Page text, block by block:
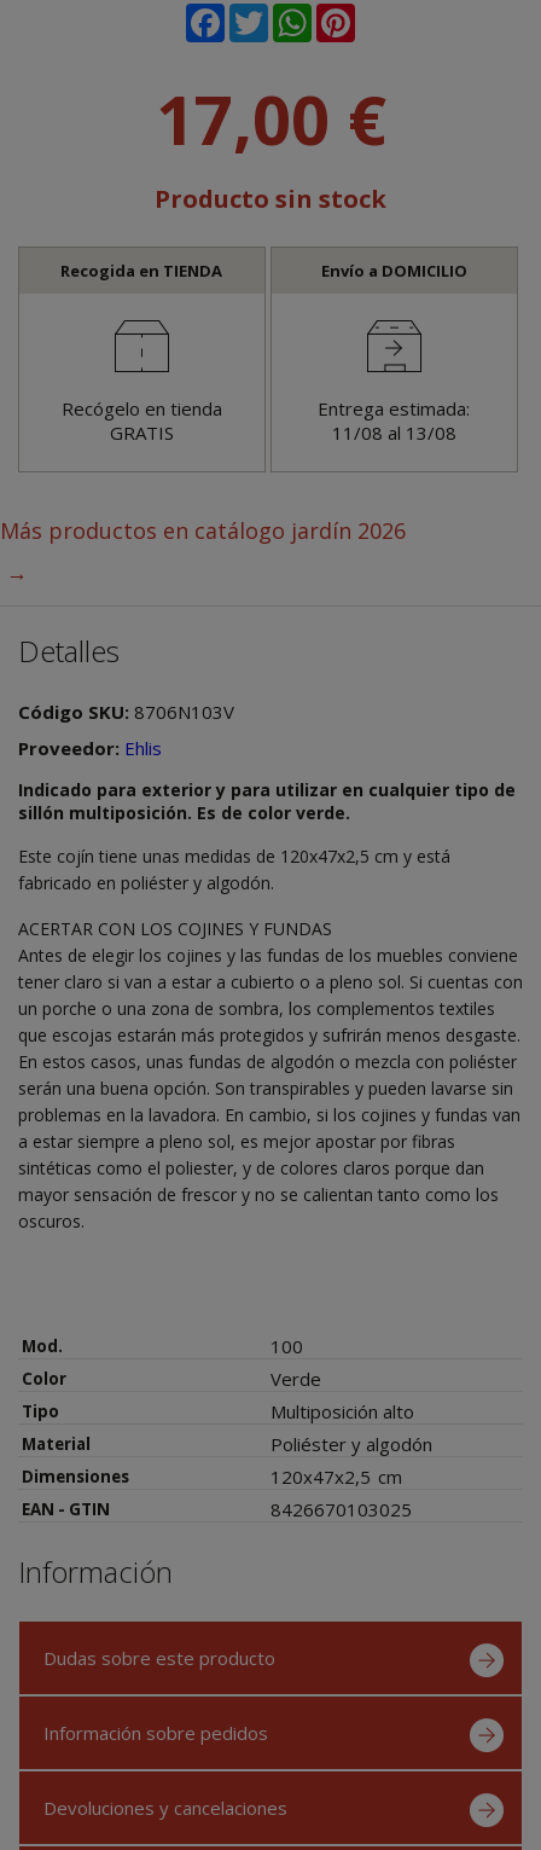
17,00 €
Producto sin stock
Recogida en TIENDA
Recógelo en tienda
GRATIS
Envío a DOMICILIO
Entrega estimada:
11/08 al 13/08
Más productos en catálogo jardín 2026
→
Detalles
Código SKU: 8706N103V
Proveedor: Ehlis
Indicado para exterior y para utilizar en cualquier tipo de
sillón multiposición. Es de color verde.
Este cojín tiene unas medidas de 120x47x2,5 cm y está
fabricado en poliéster y algodón.
ACERTAR CON LOS COJINES Y FUNDAS
Antes de elegir los cojines y las fundas de los muebles conviene
tener claro si van a estar a cubierto o a pleno sol. Si cuentas con
un porche o una zona de sombra, los complementos textiles
que escojas estarán más protegidos y sufrirán menos desgaste.
En estos casos, unas fundas de algodón o mezcla con poliéster
serán una buena opción. Son transpirables y pueden lavarse sin
problemas en la lavadora. En cambio, si los cojines y fundas van
a estar siempre a pleno sol, es mejor apostar por fibras
sintéticas como el poliester, y de colores claros porque dan
mayor sensación de frescor y no se calientan tanto como los
oscuros.
Mod. 100
Color Verde
Tipo Multiposición alto
Material Poliéster y algodón
Dimensiones 120x47x2,5 cm
EAN - GTIN 8426670103025
Información
Dudas sobre este producto
Información sobre pedidos
Devoluciones y cancelaciones